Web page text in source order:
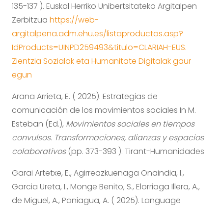
135-137 ). Euskal Herriko Unibertsitateko Argitalpen
Zerbitzua https://web-
argitalpena.adm.ehu.es/listaproductos.asp?
IdProducts=UINPD259493&titulo=CLARIAH-EUS.
Zientzia Sozialak eta Humanitate Digitalak gaur
egun
Arana Arrieta, E. ( 2025). Estrategias de
comunicación de los movimientos sociales In M.
Esteban (Ed.), Movimientos sociales en tiempos
convulsos. Transformaciones, alianzas y espacios
colaborativos(pp. 373-393 ). Tirant-Humanidades
Garai Artetxe, E., Agirreazkuenaga Onaindia, I.,
Garcia Ureta, I., Monge Benito, S., Elorriaga Illera, A.,
de Miguel, A., Paniagua, A. ( 2025). Language